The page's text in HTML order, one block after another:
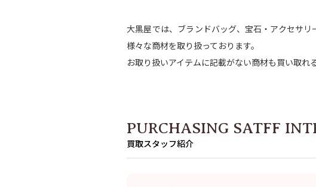
大黒屋では、ブランドバッグ、宝石・アクセサ
様々な商材を取り扱っております。
お取り扱いアイテムに記載がない商材も買い取れ
PURCHASING SATFF
買取スタッフ紹介